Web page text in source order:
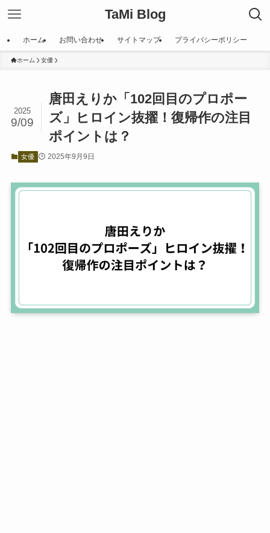
TaMi Blog
ホーム お問い合わせ サイトマップ プライバシーポリシー
ホーム 女優
唐田えりか「102回目のプロポー
ズ」ヒロイン抜擢！復帰作の注目
ポイントは？
2025
9/09
女優 2025年9月9日